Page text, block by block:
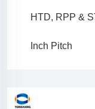
HTD, RPP &
Inch Pitch